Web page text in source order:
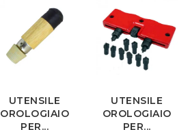
UTENSILE
OROLOGIAIO
PER...
UTENSILE
OROLOGIAIO
PER...